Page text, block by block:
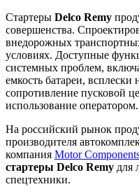
Стартеры Delco Remy
совершенства.
внедорожных
условиях. Доступные
системных проблем,
емкость батареи,
сопротивление пусковой
использование оператором.
На российский рынок
производителя
компания Motor
стартеры Delco Remy для
спецтехники.